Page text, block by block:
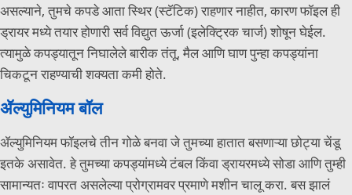
असल्याने, तुमचे कपडे आता स्थिर (स्टॅटिक) राहणार नाहीत, कारण फॉइल ही
ड्रायर मध्ये तयार होणारी सर्व विद्युत ऊर्जा (इलेक्ट्रिक चार्ज) शोषून घेईल.
त्यामुळे कपड्यातून निघालेले बारीक तंतू, मैल आणि घाण पुन्हा कपड्यांना
चिकटून राहण्याची शक्यता कमी होते.
ॲल्युमिनियम बॉल
ॲल्युमिनियम फॉइलचे तीन गोळे बनवा जे तुमच्या हातात बसणाऱ्या छोट्या चेंडू
इतके असावेत. हे तुमच्या कपड्यांमध्ये टंबल किंवा ड्रायरमध्ये सोडा आणि तुम्ही
सामान्यतः वापरत असलेल्या प्रोग्रामवर प्रमाणे मशीन चालू करा. बस झालं